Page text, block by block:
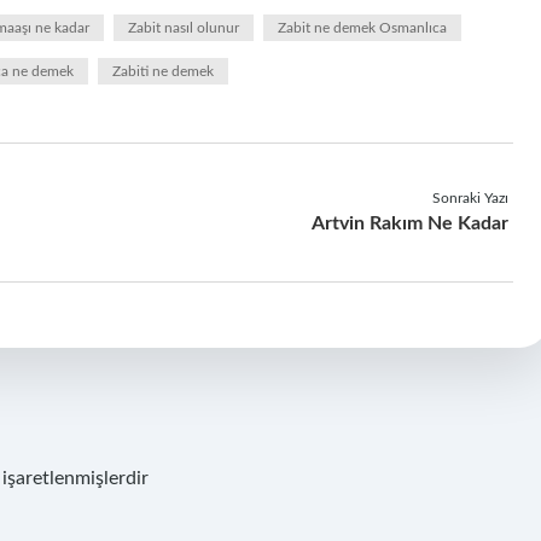
ne kadar Zabit nasıl olunur Zabit ne demek Osmanlıca
ne demek Zabiti ne demek
Sonraki Yazı
Artvin Rakım Ne Kadar